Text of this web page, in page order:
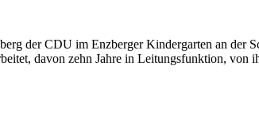
der CDU im Enzberger Kindergarten an der
davon zehn Jahre in Leitungsfunktion, von